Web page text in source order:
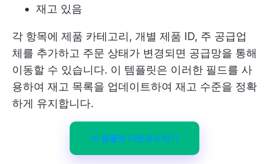
재고 있음
각 항목에 제품 카테고리, 개별 제품 ID, 주 공급업
체를 추가하고 주문 상태가 변경되면 공급망을 통해
이동할 수 있습니다. 이 템플릿은 이러한 필드를 사
용하여 재고 목록을 업데이트하여 재고 수준을 정확
하게 유지합니다.
이 템플릿 다운로드하기